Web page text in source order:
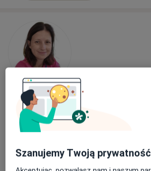
lek. Maria Skonieczna-Barc
Pediatra·Więcej
99 opinii
Adres 1 Adres 2
Szanujemy Twoją prywatność